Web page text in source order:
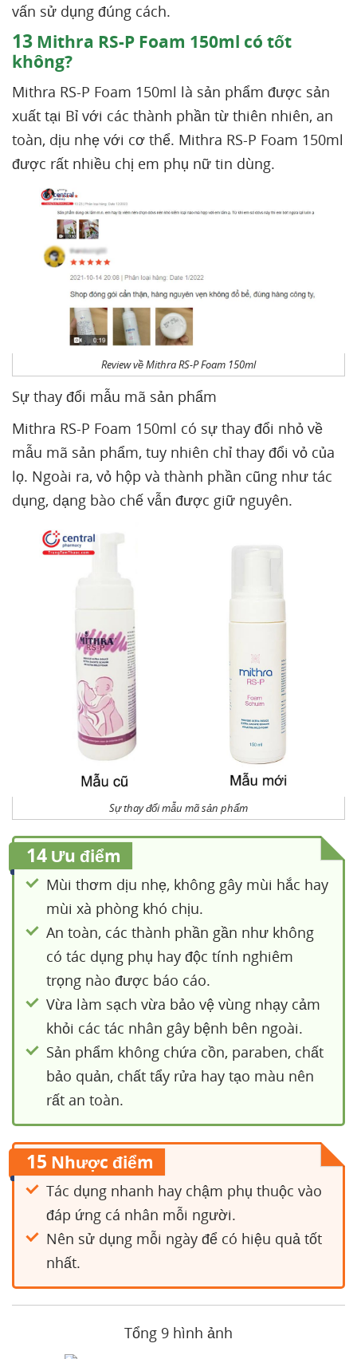
vấn sử dụng đúng cách.
13 Mithra RS-P Foam 150ml có tốt
không?
Mithra RS-P Foam 150ml là sản phẩm được sản
xuất tại Bỉ với các thành phần từ thiên nhiên, an
toàn, dịu nhẹ với cơ thể. Mithra RS-P Foam 150ml
được rất nhiều chị em phụ nữ tin dùng.
Review về Mithra RS-P Foam 150ml
Sự thay đổi mẫu mã sản phẩm
Mithra RS-P Foam 150ml có sự thay đổi nhỏ về
mẫu mã sản phẩm, tuy nhiên chỉ thay đổi vỏ của
lọ. Ngoài ra, vỏ hộp và thành phần cũng như tác
dụng, dạng bào chế vẫn được giữ nguyên.
Sự thay đổi mẫu mã sản phẩm
14 Ưu điểm
Mùi thơm dịu nhẹ, không gây mùi hắc hay
mùi xà phòng khó chịu.
An toàn, các thành phần gần như không
có tác dụng phụ hay độc tính nghiêm
trọng nào được báo cáo.
Vừa làm sạch vừa bảo vệ vùng nhạy cảm
khỏi các tác nhân gây bệnh bên ngoài.
Sản phẩm không chứa cồn, paraben, chất
bảo quản, chất tẩy rửa hay tạo màu nên
rất an toàn.
15 Nhược điểm
Tác dụng nhanh hay chậm phụ thuộc vào
đáp ứng cá nhân mỗi người.
Nên sử dụng mỗi ngày để có hiệu quả tốt
nhất.
Tổng 9 hình ảnh